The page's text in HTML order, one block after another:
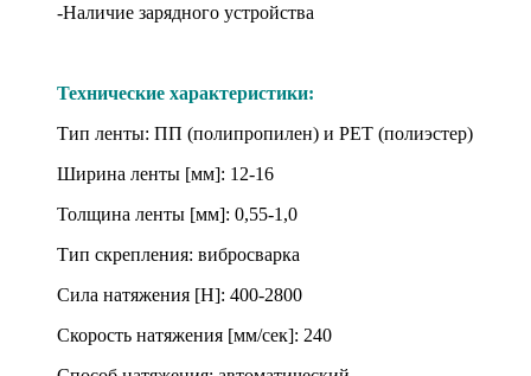
-Наличие зарядного устройства
Технические характеристики:
Тип ленты: ПП (полипропилен) и PET (полиэстер)
Ширина ленты [мм]: 12-16
Толщина ленты [мм]: 0,55-1,0
Тип скрепления: вибросварка
Сила натяжения [Н]: 400-2800
Скорость натяжения [мм/сек]: 240